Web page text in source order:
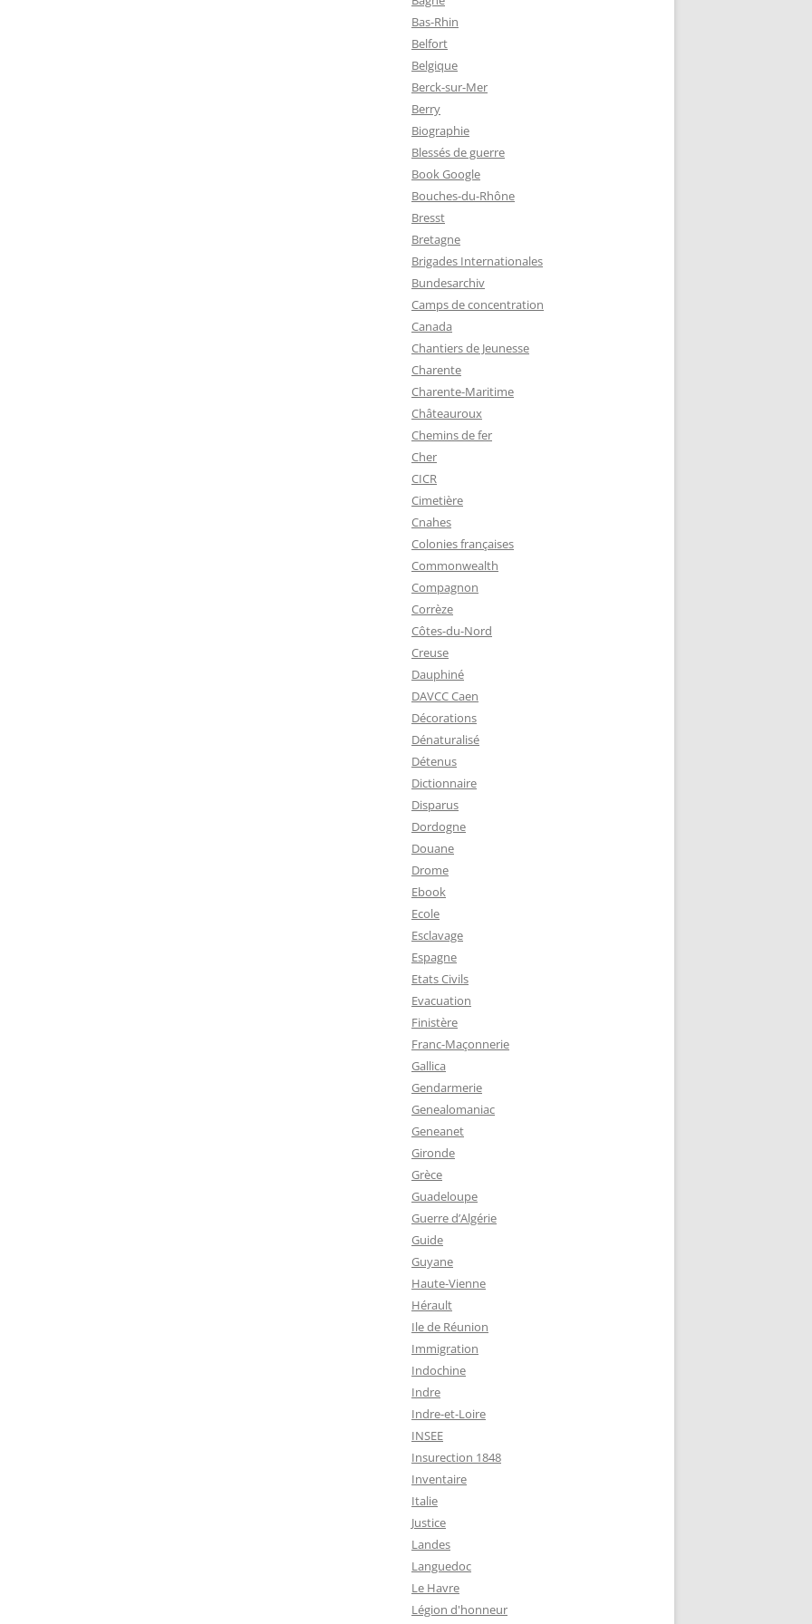
LES MOUTIERS-EN-RETZ – PLAQUE
DE SÉPULTURE DES FRÈRES
LES MOUTIERS-EN-RETZ :
L’ENSEIGNE DE VAISSEAU LEROUX
Bas-Rhin
Belfort
Belgique
Berck-sur-Mer
Berry
Biographie
Blessés de guerre
Book Google
Bouches-du-Rhône
Bresst
Bretagne
Brigades Internationales
Bundesarchiv
Camps de concentration
Canada
Chantiers de Jeunesse
Charente
Charente-Maritime
Châteauroux
Chemins de fer
Cher
CICR
Cimetière
Cnahes
Colonies françaises
Commonwealth
Compagnon
Corrèze
Côtes-du-Nord
Creuse
Dauphiné
DAVCC Caen
Décorations
Dénaturalisé
Détenus
Dictionnaire
Disparus
Dordogne
Douane
Drome
Ebook
Ecole
Esclavage
Espagne
Etats Civils
Evacuation
Finistère
Franc-Maçonnerie
Gallica
Gendarmerie
Genealomaniac
Geneanet
Gironde
Grèce
Guadeloupe
Guerre d’Algérie
Guide
Guyane
Haute-Vienne
Hérault
Ile de Réunion
Immigration
Indochine
Indre
Indre-et-Loire
INSEE
Insurection 1848
Inventaire
Italie
Justice
Landes
Languedoc
Le Havre
Légion d'honneur